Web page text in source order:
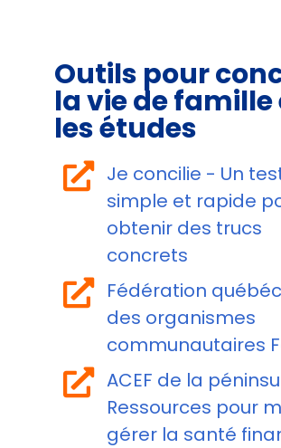
Outils pour
la vie de famille
les études
Je concilie - Un
simple et rapide
obtenir des trucs
concrets
Fédération
des organismes
communautaires
ACEF de la
Ressources pour
gérer la santé